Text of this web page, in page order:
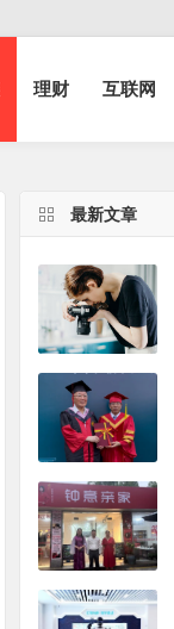
理财 互联网
最新文章